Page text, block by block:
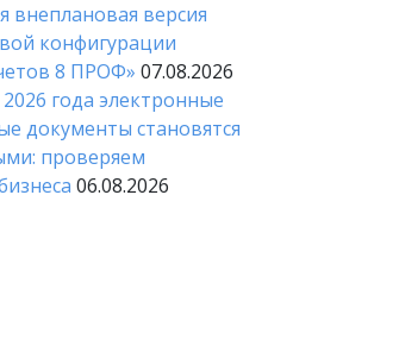
внеплановая версия
конфигурации
8 ПРОФ» 07.08.2026
2026 года электронные
документы становятся
проверяем
06.08.2026